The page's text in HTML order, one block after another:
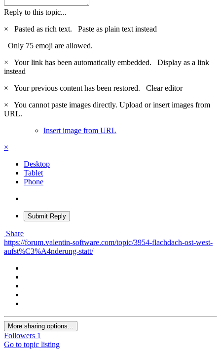
Reply to this topic...
×
Pasted as rich text. Paste as plain text instead
Only 75 emoji are allowed.
×
Your link has been automatically embedded. Display as a link
instead
×
Your previous content has been restored. Clear editor
×
You cannot paste images directly. Upload or insert images from
URL.
Insert image from URL
×
Desktop
Tablet
Phone
Submit Reply
Share
https://forum.valentin-software.com/topic/3954-flachdach-ost-west-
aufst%C3%A4nderung-statt/
More sharing options...
Followers 1
Go to topic listing